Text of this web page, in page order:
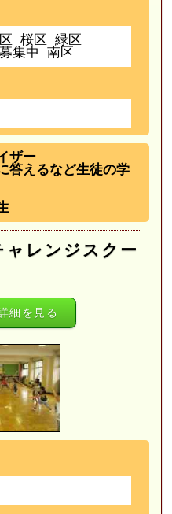
桜区 緑区
募集中 南区
ザー
答えるなど生徒の学
ャレンジスクー
細を見る